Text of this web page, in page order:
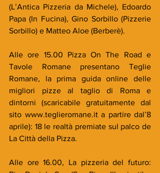
(L’Antica Pizzeria da Michele), Edoardo
Papa (In Fucina), Gino Sorbillo (Pizzerie
Sorbillo) e Matteo Aloe (Berberè).
Alle ore 15.00 Pizza On The Road e
Tavole Romane presentano Teglie
Romane, la prima guida online delle
migliori pizze al taglio di Roma e
dintorni (scaricabile gratuitamente dal
sito www.teglieromane.it a partire dal’8
aprile): 18 le realtà premiate sul palco de
La Città della Pizza.
Alle ore 16.00, La pizzeria del futuro: